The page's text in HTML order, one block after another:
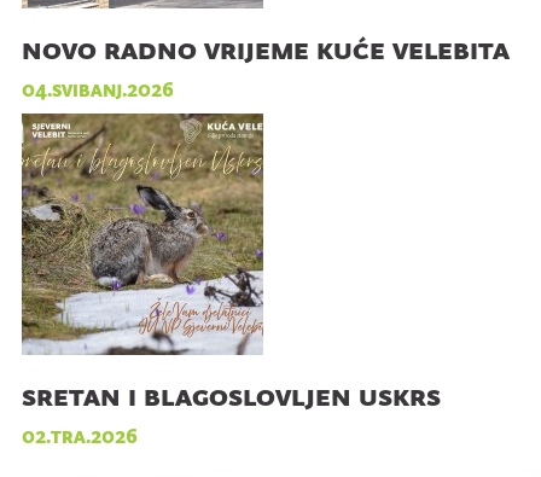
novo radno vrijeme kuće velebita
04.svibanj.2026
sretan i blagoslovljen uskrs
02.tra.2026